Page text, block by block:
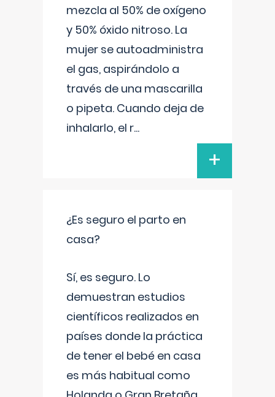
mezcla al 50% de oxígeno
y 50% óxido nitroso. La
mujer se autoadministra
el gas, aspirándolo a
través de una mascarilla
o pipeta. Cuando deja de
inhalarlo, el r...
+
¿Es seguro el parto en
casa?
Sí, es seguro. Lo
demuestran estudios
científicos realizados en
países donde la práctica
de tener el bebé en casa
es más habitual como